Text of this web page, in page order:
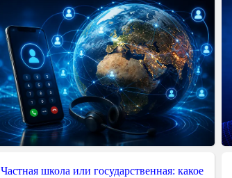
Частная школа или государственная: какое